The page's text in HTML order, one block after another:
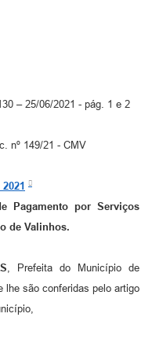
– 25/06/2021 - pág. 1 e 2
nº 149/21 - CMV
Pagamento por Serviços
de Valinhos.
, Prefeita do Município de
lhe são conferidas pelo artigo